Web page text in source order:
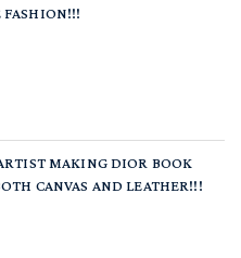
FASHION!!!
MAKING DIOR BOOK
CANVAS AND LEATHER!!!